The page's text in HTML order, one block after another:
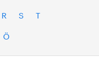
R S
T
Ö